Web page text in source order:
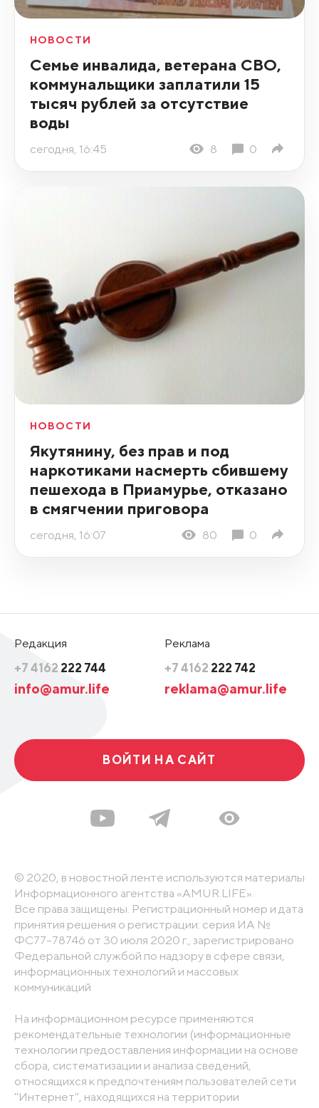
НОВОСТИ
Семье инвалида, ветерана СВО,
коммунальщики заплатили 15
тысяч рублей за отсутствие
воды
сегодня, 16:45 8 0
НОВОСТИ
Якутянину, без прав и под
наркотиками насмерть сбившему
пешехода в Приамурье, отказано
в смягчении приговора
сегодня, 16:07 80 0
Редакция
+7 4162 222 744
info@amur.life
Реклама
+7 4162 222 742
reklama@amur.life
ВОЙТИ НА САЙТ
© 2020, в новостной ленте используются материалы
Информационного агентства «AMUR.LIFE».
Все права защищены. Регистрационный номер и дата
принятия решения о регистрации: серия ИА №
ФС77-78746 от 30 июля 2020 г., зарегистрировано
Федеральной службой по надзору в сфере связи,
информационных технологий и массовых
коммуникаций
На информационном ресурсе применяются
рекомендательные технологии (информационные
технологии предоставления информации на основе
сбора, систематизации и анализа сведений,
относящихся к предпочтениям пользователей сети
"Интернет", находящихся на территории